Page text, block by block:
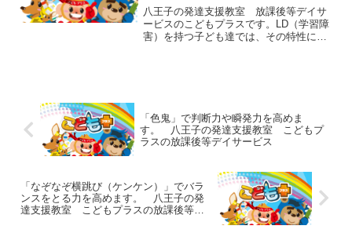
どもプラスの放課後等デイサービ
ス
八王子の発達支援教室 放課後等デイサ
ービスのこどもプラスです。LD（学習障
害）を持つ子ども達では、その特性によ
「色鬼」で判断力や瞬発力を高めま
す。 八王子の発達支援教室 こどもプ
ラスの放課後等デイサービス
「なぞなぞ横跳び（ケンケン）」でバラ
ンスをとる力を高めます。 八王子の発
達支援教室 こどもプラスの放課後等デ